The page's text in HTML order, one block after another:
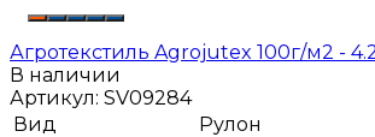
Агротекстиль Agrojutex 100г/м2 -
В наличии
Артикул: SV09284
Вид
Рулон